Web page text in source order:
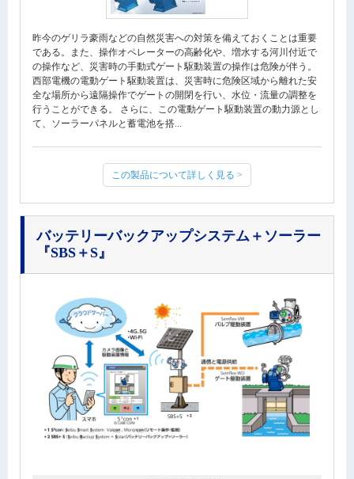
昨今のゲリラ豪雨などの自然災害への対策を備えておくことは重要
である。また、操作オペレーターの高齢化や、増水する河川付近で
の操作など、災害時の手動式ゲート駆動装置の操作は危険が伴う。
西部電機の電動ゲート駆動装置は、災害時に危険区域から離れた安
全な場所から遠隔操作でゲートの開閉を行い、水位・流量の調整を
行うことができる。 さらに、この電動ゲート駆動装置の動力源とし
て、ソーラーパネルと蓄電池を搭...
この製品について詳しく見る >
バッテリーバックアップシステム＋ソーラー
『SBS＋S』